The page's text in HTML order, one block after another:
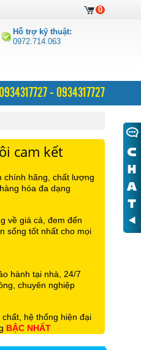
Hỗ trợ kỹ thuật:
0972.714.063
0934317727 - 0934317727
cam kết
chính hãng, chất lượng
hóa đa dạng
về giá cả, đem đến
sống tốt nhất cho mọi
hành tại nhà, 24/7
chuyên nghiệp
hệ thống hiện đại
BẬC NHẤT
0